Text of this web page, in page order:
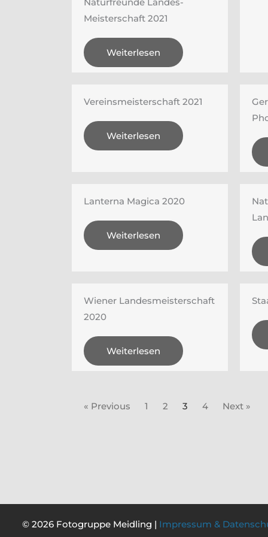
Meisterschaft 2021
Weiterlesen
Vereinsmeisterschaft 2021
Weiterlesen
Lanterna Magica 2020
Weiterlesen
Wiener Landesmeisterschaft
2020
Weiterlesen
« Previous 1 2 3 4 Next »
© 2026 Fotogruppe Meidling | Impressum &